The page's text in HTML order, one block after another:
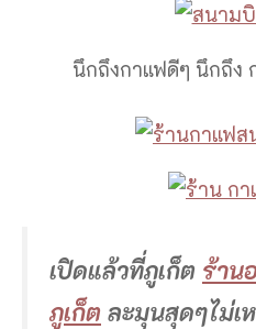
นึกถึงกาแฟดีๆ นึกถึง
เปิดแล้วที่ภูเก็ต ร้าน
ภูเก็ต ละมุนสุดๆไม่เ